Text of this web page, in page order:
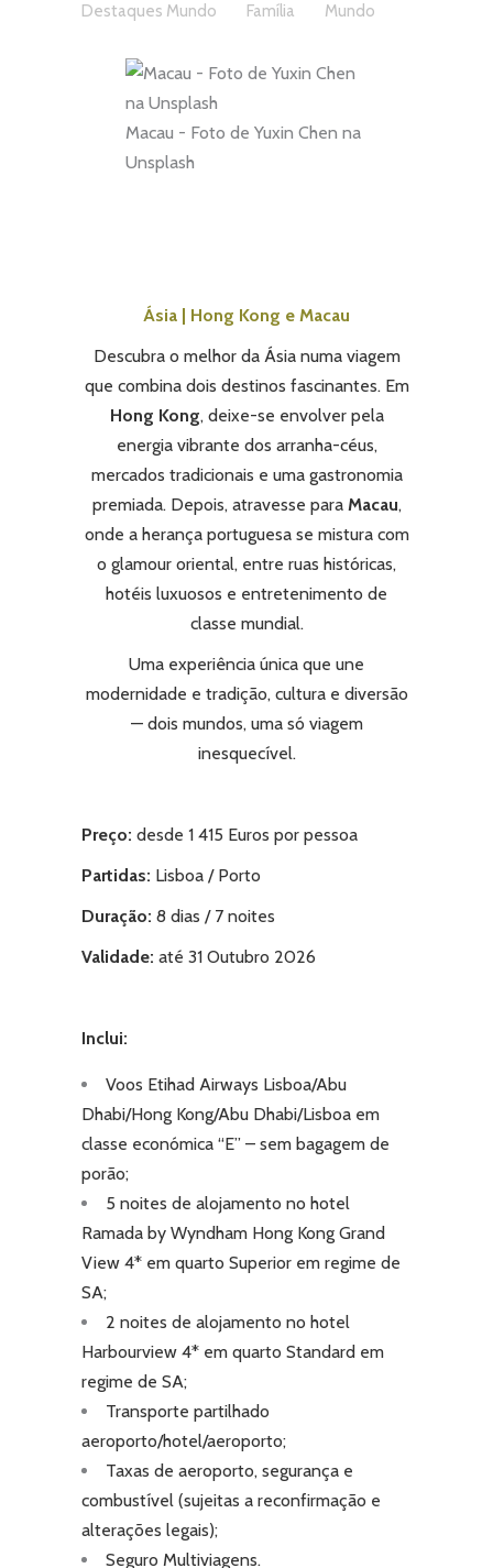
Destaques Mundo
Família Mundo
Macau - Foto de Yuxin Chen na
Unsplash
Ásia | Hong Kong e Macau
Descubra o melhor da Ásia numa viagem
que combina dois destinos fascinantes. Em
Hong Kong, deixe-se envolver pela
energia vibrante dos arranha-céus,
mercados tradicionais e uma gastronomia
premiada. Depois, atravesse para Macau,
onde a herança portuguesa se mistura com
o glamour oriental, entre ruas históricas,
hotéis luxuosos e entretenimento de
classe mundial.
Uma experiência única que une
modernidade e tradição, cultura e diversão
— dois mundos, uma só viagem
inesquecível.
Preço: desde 1 415 Euros por pessoa
Partidas: Lisboa / Porto
Duração: 8 dias / 7 noites
Validade: até 31 Outubro 2026
Inclui:
Voos Etihad Airways Lisboa/Abu
Dhabi/Hong Kong/Abu Dhabi/Lisboa em
classe económica “E” – sem bagagem de
porão;
5 noites de alojamento no hotel
Ramada by Wyndham Hong Kong Grand
View 4* em quarto Superior em regime de
SA;
2 noites de alojamento no hotel
Harbourview 4* em quarto Standard em
regime de SA;
Transporte partilhado
aeroporto/hotel/aeroporto;
Taxas de aeroporto, segurança e
combustível (sujeitas a reconfirmação e
alterações legais);
Seguro Multiviagens.